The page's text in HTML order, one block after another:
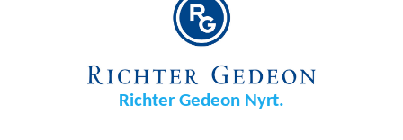
Richter Gedeon Nyrt.